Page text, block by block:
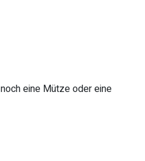
eine Mütze oder eine